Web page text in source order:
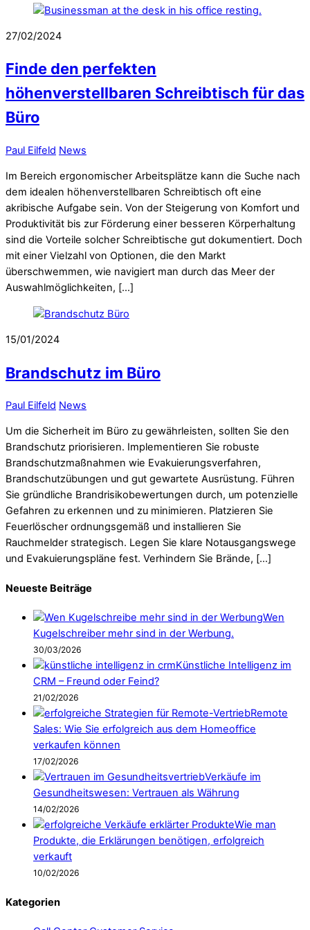
27/02/2024
Finde den perfekten
höhenverstellbaren Schreibtisch für das
Büro
Paul Eilfeld News
Im Bereich ergonomischer Arbeitsplätze kann die Suche nach
dem idealen höhenverstellbaren Schreibtisch oft eine
akribische Aufgabe sein. Von der Steigerung von Komfort und
Produktivität bis zur Förderung einer besseren Körperhaltung
sind die Vorteile solcher Schreibtische gut dokumentiert. Doch
mit einer Vielzahl von Optionen, die den Markt
überschwemmen, wie navigiert man durch das Meer der
Auswahlmöglichkeiten, […]
15/01/2024
Brandschutz im Büro
Paul Eilfeld News
Um die Sicherheit im Büro zu gewährleisten, sollten Sie den
Brandschutz priorisieren. Implementieren Sie robuste
Brandschutzmaßnahmen wie Evakuierungsverfahren,
Brandschutzübungen und gut gewartete Ausrüstung. Führen
Sie gründliche Brandrisikobewertungen durch, um potenzielle
Gefahren zu erkennen und zu minimieren. Platzieren Sie
Feuerlöscher ordnungsgemäß und installieren Sie
Rauchmelder strategisch. Legen Sie klare Notausgangswege
und Evakuierungspläne fest. Verhindern Sie Brände, […]
Neueste Beiträge
Wen
Kugelschreiber mehr sind in der Werbung.
30/03/2026
Künstliche Intelligenz im
CRM – Freund oder Feind?
21/02/2026
Remote
Sales: Wie Sie erfolgreich aus dem Homeoffice
verkaufen können
17/02/2026
Verkäufe im
Gesundheitswesen: Vertrauen als Währung
14/02/2026
Wie man
Produkte, die Erklärungen benötigen, erfolgreich
verkauft
10/02/2026
Kategorien